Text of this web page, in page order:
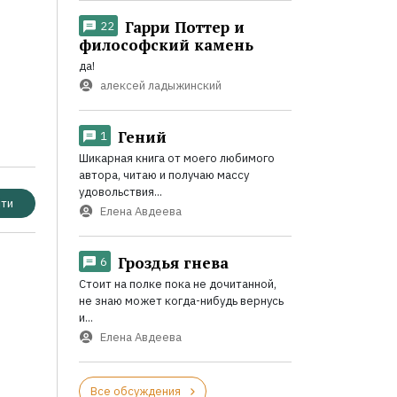
22
Гарри Поттер и
философский камень
да!
алексей ладыжинский
1 Гений
Шикарная книга от моего любимого
автора, читаю и получаю массу
удовольствия...
Елена Авдеева
6 Гроздья гнева
Стоит на полке пока не дочитанной,
не знаю может когда-нибудь вернусь
и...
Елена Авдеева
Все обсуждения